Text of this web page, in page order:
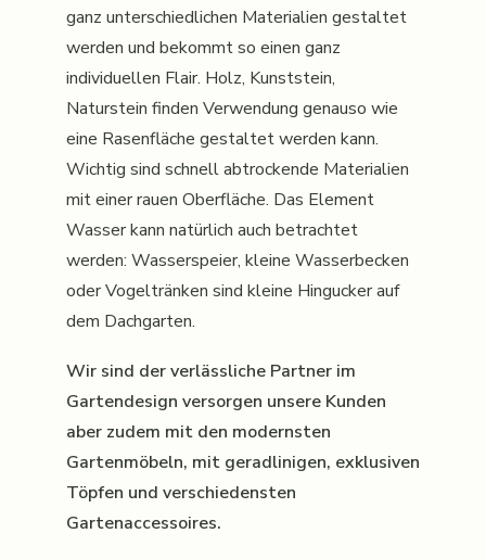
ganz unterschiedlichen Materialien gestaltet
werden und bekommt so einen ganz
individuellen Flair. Holz, Kunststein,
Naturstein finden Verwendung genauso wie
eine Rasenfläche gestaltet werden kann.
Wichtig sind schnell abtrockende Materialien
mit einer rauen Oberfläche. Das Element
Wasser kann natürlich auch betrachtet
werden: Wasserspeier, kleine Wasserbecken
oder Vogeltränken sind kleine Hingucker auf
dem Dachgarten.
Wir sind der verlässliche Partner im
Gartendesign versorgen unsere Kunden
aber zudem mit den modernsten
Gartenmöbeln, mit geradlinigen, exklusiven
Töpfen und verschiedensten
Gartenaccessoires.